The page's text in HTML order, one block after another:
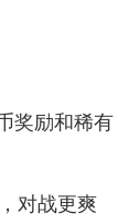
奖励和稀有
对战更爽